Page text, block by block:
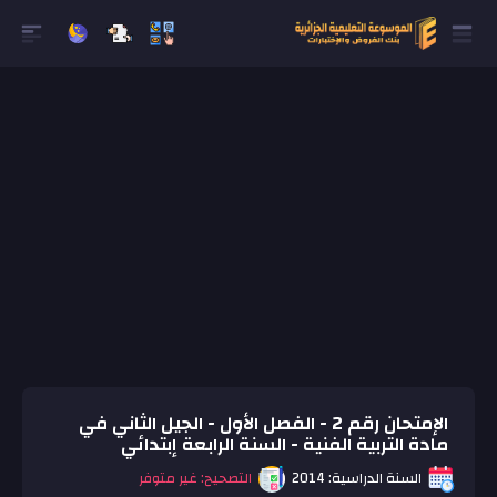
الإمتحان رقم 2 - الفصل الأول - الجيل الثاني في
مادة التربية الفنية - السنة الرابعة إبتدائي
السنة الدراسية: 2014 التصحيح: غير متوفر